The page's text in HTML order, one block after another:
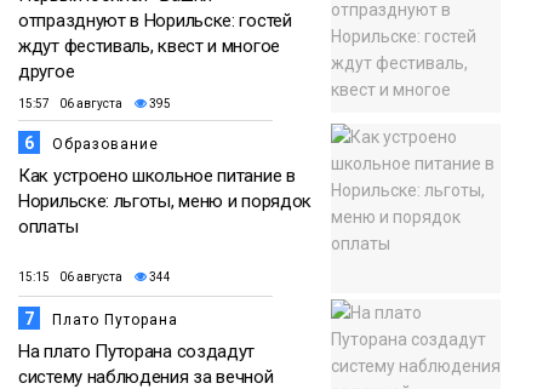
отпразднуют в Норильске: гостей
ждут фестиваль, квест и многое
другое
15:57 06 августа 395
6 Образование
Как устроено школьное питание в
Норильске: льготы, меню и порядок
оплаты
15:15 06 августа 344
7 Плато Путорана
На плато Путорана создадут
систему наблюдения за вечной